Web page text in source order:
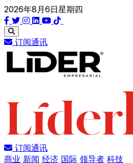
2026年8月6日星期四
订阅通讯
订阅通讯
商业 新闻 经济 国际 领导者 科技